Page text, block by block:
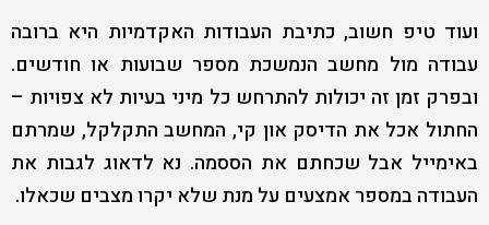
ועוד טיפ חשוב, כתיבת העבודות האקדמיות היא ברובה
עבודה מול מחשב הנמשכת מספר שבועות או חודשים.
ובפרק זמן זה יכולות להתרחש כל מיני בעיות לא צפויות –
החתול אכל את הדיסק און קי, המחשב התקלקל, שמרתם
באימייל אבל שכחתם את הססמה. נא לדאוג לגבות את
העבודה במספר אמצעים על מנת שלא יקרו מצבים שכאלו.